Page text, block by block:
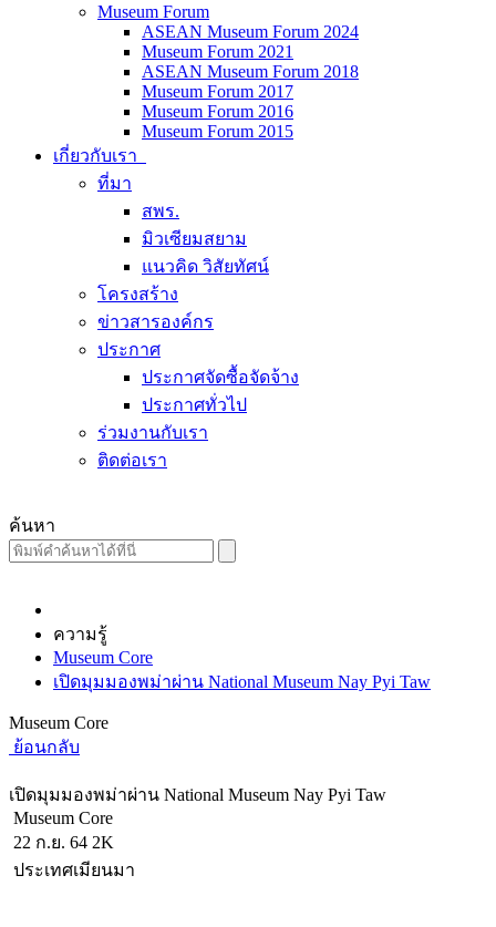
Museum Forum
ASEAN Museum Forum 2024
Museum Forum 2021
ASEAN Museum Forum 2018
Museum Forum 2017
Museum Forum 2016
Museum Forum 2015
เกี่ยวกับเรา
ที่มา
สพร.
มิวเซียมสยาม
แนวคิด วิสัยทัศน์
โครงสร้าง
ข่าวสารองค์กร
ประกาศ
ประกาศจัดซื้อจัดจ้าง
ประกาศทั่วไป
ร่วมงานกับเรา
ติดต่อเรา
ค้นหา
ความรู้
Museum Core
เปิดมุมมองพม่าผ่าน National Museum Nay Pyi Taw
Museum Core
ย้อนกลับ
เปิดมุมมองพม่าผ่าน National Museum Nay Pyi Taw
Museum Core
22 ก.ย. 64 2K
ประเทศเมียนมา